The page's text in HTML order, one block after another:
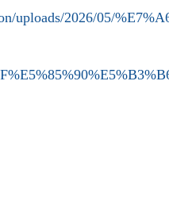
uploads/2026/05/